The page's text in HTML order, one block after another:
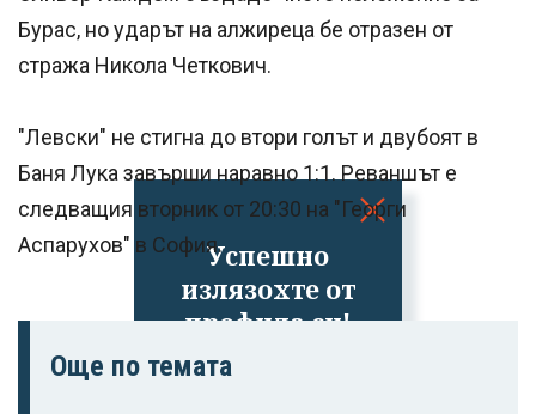
Успешно
излязохте от
профила си!
Бурас, но ударът на алжиреца бе отразен от
стража Никола Четкович.
"Левски" не стигна до втори голът и двубоят в
Баня Лука завърши наравно 1:1. Реваншът е
следващия вторник от 20:30 на "Георги
Аспарухов" в София.
Още по темата